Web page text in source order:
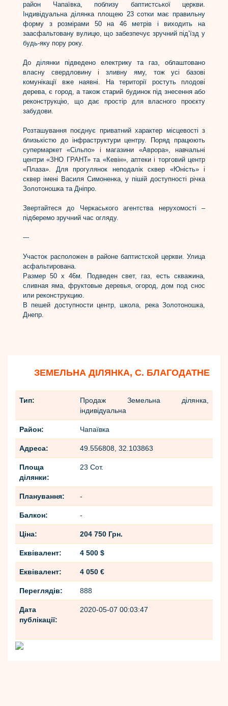
район Чапаївка, поблизу баптистської церкви.
Індивідуальна ділянка площею 23 сотки має правильну
форму з розмірами 50 на 46 метрів і виходить на
заасфальтовану вулицю, що забезпечує зручний під’їзд у
будь-яку пору року.
До ділянки підведено електрику та газ, облаштовано
власну свердловину і зливну яму, тож усі базові
комунікації вже наявні. На території ростуть плодові
дерева, є город, а також старий будинок під знесення або
реконструкцію, що дає простір для власного проєкту
забудови.
Розташування поєднує приватний характер місцевості з
близькістю до інфраструктури центру. Поряд працюють
супермаркет «Сільпо» і магазини «Аврора», навчальні
центри «ЗНО ГРАНТ» та «Кевін», аптеки і торговий центр
«Плаза». Для прогулянок неподалік сквер «Юність» і
сквер імені Василя Симоненка, у пішій доступності річка
Золотоношка та Дніпро.
Звертайтеся до Черкаського агентства нерухомості –
підберемо зручний час огляду.
---
Участок расположен в районе баптистской церкви. Улица
асфальтирована.
Размер 50 х 46м. Подведен свет, газ, есть скважина,
сливная яма, фруктовые деревья, огород, дом под снос
или реконструкцию.
В пешей доступности центр, школа, река Золотоношка,
Днепр.
ЗЕМЕЛЬНА ДІЛЯНКА, С. БЛАГОДАТНЕ
Тип:
Продаж Земельна ділянка,
індивідуальна
Район: Чапаївка
Адреса: 49.556808, 32.103863
Площа
ділянки:
23 Сот.
Планування: -
Балкон: -
Ціна: 204 750 Грн.
Еквівалент: 4 500 $
Еквівалент: 4 050 €
Переглядів: 888
Дата
публікації:
2020-05-07 00:03:47